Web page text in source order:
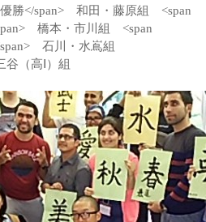
優勝</span> 和田・藤原組 <span
橋本・市川組 <span
span> 石川・水嶌組
（高Ⅰ）組